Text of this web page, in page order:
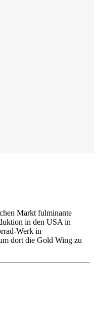
Markt fulminante
in den USA in
Werk in
dort die Gold Wing zu